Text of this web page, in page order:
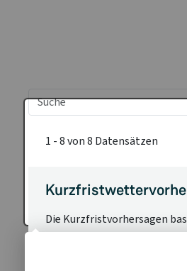
1 - 8 von 8 Datensätzen
Die Kurzfristvorhersagen
Wettervorhersagemodelle
Temperatur, Niederschlag, Wind,